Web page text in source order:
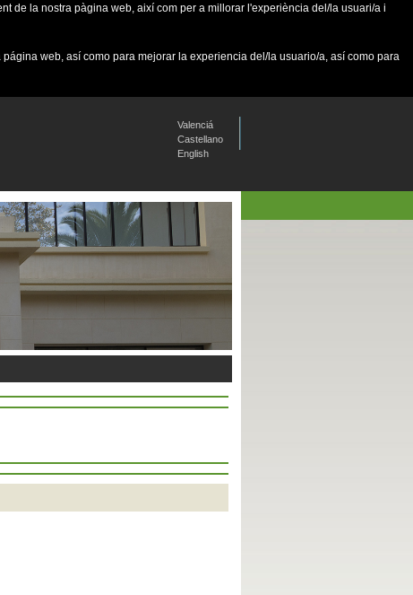
de la nostra pàgina web, així com per a millorar l'experiència del/la usuari/a i
web, así como para mejorar la experiencia del/la usuario/a, así como para
Valenciá
Castellano
English